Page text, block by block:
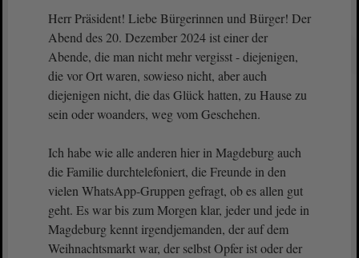
Herr Präsident! Liebe Bürgerinnen und Bürger! Der
Abend des 20. Dezember 2024 ist einer der
Abende, die man nicht mehr vergisst - diejenigen,
die vor Ort waren, sowieso nicht, aber auch
diejenigen nicht, die das Glück hatten, zu Hause zu
sein oder woanders, weg vom Geschehen.
Ich habe wie alle anderen hier in Magdeburg auch
die Familie durchtelefoniert, die Freunde in den
vielen WhatsApp-Gruppen gefragt, ob es allen gut
geht. Es war bis zum Morgen klar, jeder und jede in
Magdeburg kennt irgendjemanden, der auf dem
Weihnachtsmarkt war, der selbst Opfer ist oder der